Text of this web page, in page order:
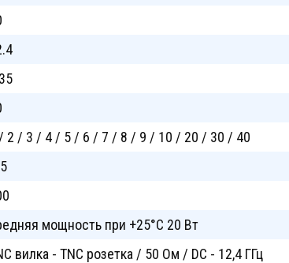
2 / 3 / 4 / 5 / 6 / 7 / 8 / 9 / 10 / 20 / 30 / 40
мощность при +25°C 20 Вт
вилка - TNC розетка / 50 Ом / DC - 12,4 ГГц